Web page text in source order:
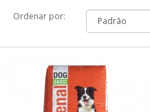
Ordenar por: